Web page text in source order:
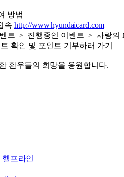
방법
속 http://www.hyundaicard.com
트 > 진행중인 이벤트 > 사랑의
확인 및 포인트 기부하러 가기
환우들의 희망을 응원합니다.
헬프라인